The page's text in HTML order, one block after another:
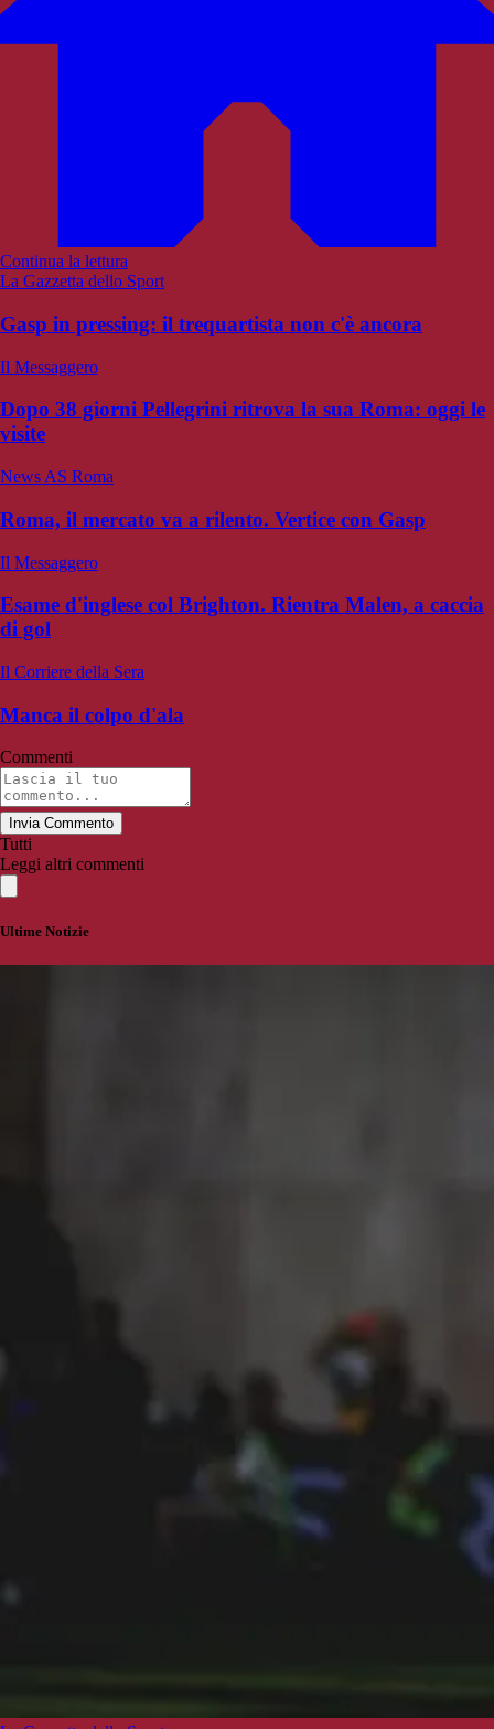
Continua la lettura
La Gazzetta dello Sport
Gasp in pressing: il trequartista non c'è ancora
Il Messaggero
Dopo 38 giorni Pellegrini ritrova la sua Roma: oggi le
visite
News AS Roma
Roma, il mercato va a rilento. Vertice con Gasp
Il Messaggero
Esame d'inglese col Brighton. Rientra Malen, a caccia
di gol
Il Corriere della Sera
Manca il colpo d'ala
Commenti
Invia Commento
Tutti
Leggi altri commenti
Ultime Notizie